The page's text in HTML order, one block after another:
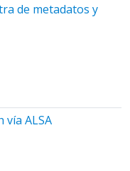
de metadatos y
ALSA